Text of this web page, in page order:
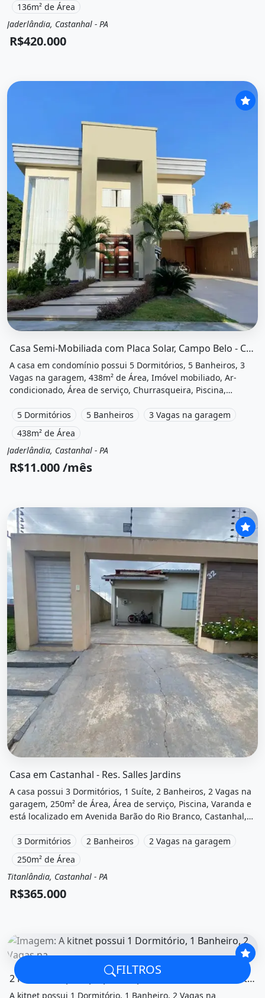
FILTROS
136m² de Área
Venda
Casa
Jaderlândia, Castanhal - PA
R$420.000
Casa Semi-Mobiliada com Placa Solar, Campo Belo - Castanhal
A casa em condomínio possui 5 Dormitórios, 5 Banheiros, 3
Vagas na garagem, 438m² de Área, Imóvel mobiliado, Ar-
condicionado, Área de serviço, Churrasqueira, Piscina,
localizado em Avenida dos Universitários, Castanhal, Pa para
alugar por R$11.000 /Mês.
5 Dormitórios 5 Banheiros
3 Vagas na garagem
438m² de Área
Aluguel
Casa em condomínio
Jaderlândia, Castanhal - PA
R$11.000 /mês
Casa em Castanhal - Res. Salles Jardins
A casa possui 3 Dormitórios, 1 Suíte, 2 Banheiros, 2 Vagas na
garagem, 250m² de Área, Área de serviço, Piscina, Varanda e
está localizado em Avenida Barão do Rio Branco, Castanhal,
3 Dormitórios
2 Banheiros
2 Vagas na garagem
250m² de Área
Venda
Casa
Titanlândia, Castanhal - PA
R$365.000
O imóvel &quot;2 kitnet&amp;amp;amp;apos;s/ap (
2 Kitnet&Amp;Amp;Apos;S/Ap ( Bairro Saudade I)Castanhal
A kitnet possui 1 Dormitório, 1 Banheiro, 2 Vagas na